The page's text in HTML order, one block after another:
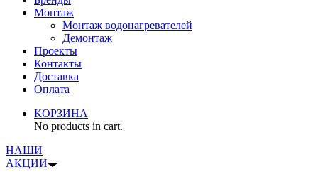
Монтаж
Монтаж водонагревателей
Демонтаж
Проекты
Контакты
Доставка
Оплата
КОРЗИНА
No products in cart.
НАШИ
АКЦИИ